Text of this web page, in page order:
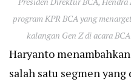
program KPR BCA yang
kalangan Gen Z di acara
Haryanto
salah satu segmen yang